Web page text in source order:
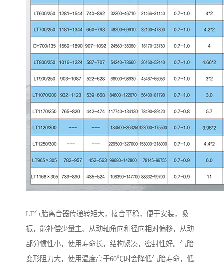
LT气胎离合器传递转矩大，接合平稳，便于安装，吸
振，能补偿少量主、从动轴角向和径向相对偏移，从动
部分惯性小，使用寿命长，结构紧凑，密封性好。气胎
变形阻力大，使用温度高于60℃时会降低气胎寿命，低